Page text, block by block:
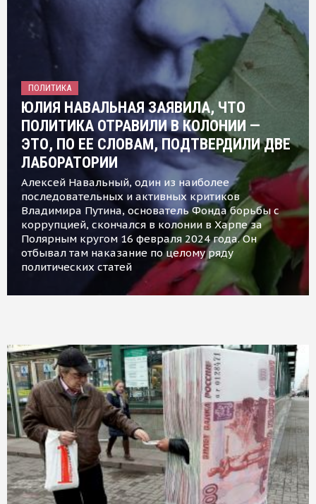
ПОЛИТИКА
ЮЛИЯ НАВАЛЬНАЯ ЗАЯВИЛА, ЧТО
ПОЛИТИКА ОТРАВИЛИ В КОЛОНИИ —
ЭТО, ПО ЕЕ СЛОВАМ, ПОДТВЕРДИЛИ ДВЕ
ЛАБОРАТОРИИ
Алексей Навальный, один из наиболее
последовательных и активных критиков
Владимира Путина, основатель Фонда борьбы с
коррупцией, скончался в колонии в Харпе за
Полярным кругом 16 февраля 2024 года. Он
отбывал там наказание по целому ряду
политических статей